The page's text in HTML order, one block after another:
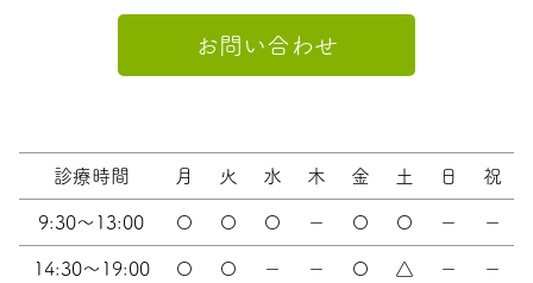
お問い合わせ
診療時間 月 火 水 木 金 土 日 祝
9:30～13:00 〇 〇 〇 － 〇 〇 － －
14:30～19:00 〇 〇 － － 〇 △ － －